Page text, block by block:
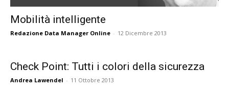
Mobilità intelligente
Redazione Data Manager Online - 12 Dicembre 2013
Check Point: Tutti i colori della sicurezza
Andrea Lawendel - 11 Ottobre 2013